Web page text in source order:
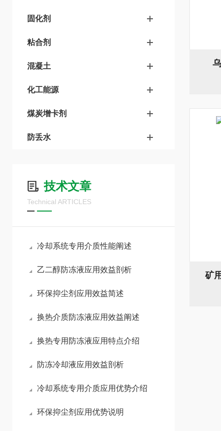
固化剂
粘合剂
混凝土
化工能源
煤炭增卡剂
防丢水
技术文章
Technical ARTICLES
冷却系统专用介质性能阐述
乙二醇防冻液应用效益剖析
环保抑尘剂应用效益简述
换热介质防冻液应用效益阐述
换热专用防冻液应用特点介绍
防冻冷却液应用效益剖析
冷却系统专用介质应用优势介绍
环保抑尘剂应用优势说明
矿